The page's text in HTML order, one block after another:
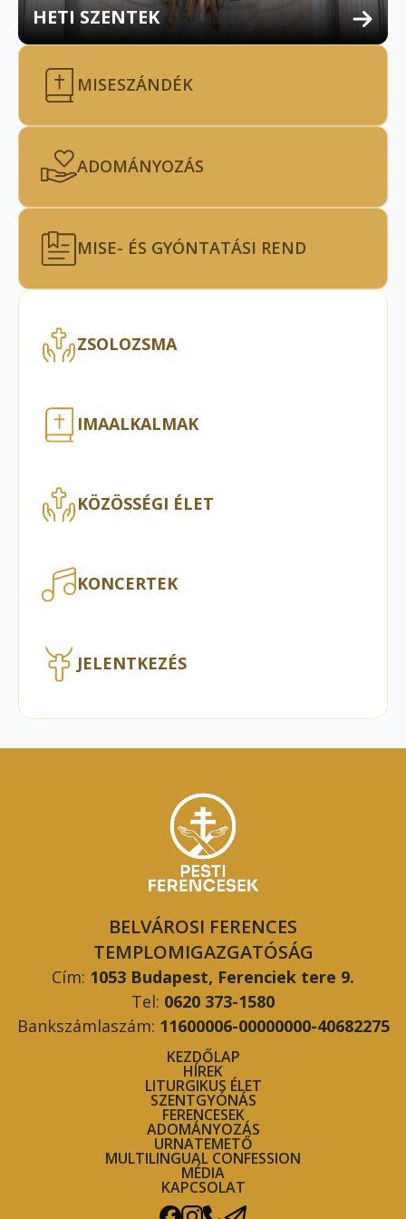
HETI SZENTEK
MISESZÁNDÉK
ADOMÁNYOZÁS
MISE- ÉS GYÓNTATÁSI REND
ZSOLOZSMA
IMAALKALMAK
KÖZÖSSÉGI ÉLET
KONCERTEK
JELENTKEZÉS
BELVÁROSI FERENCES
TEMPLOMIGAZGATÓSÁG
Cím: 1053 Budapest, Ferenciek tere 9.
Tel: 0620 373-1580
Bankszámlaszám: 11600006-00000000-40682275
KEZDŐLAP
HÍREK
LITURGIKUS ÉLET
SZENTGYÓNÁS
FERENCESEK
ADOMÁNYOZÁS
URNATEMETŐ
MULTILINGUAL CONFESSION
MÉDIA
KAPCSOLAT